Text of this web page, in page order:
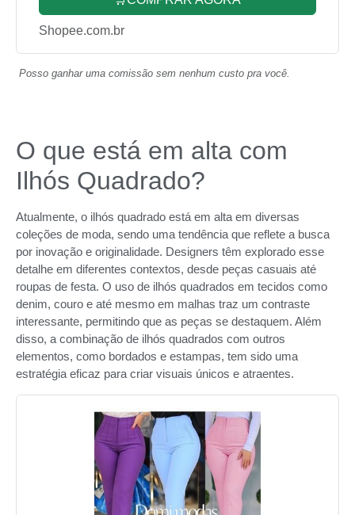
Shopee.com.br
Posso ganhar uma comissão sem nenhum custo pra você.
O que está em alta com
Ilhós Quadrado?
Atualmente, o ilhós quadrado está em alta em diversas
coleções de moda, sendo uma tendência que reflete a busca
por inovação e originalidade. Designers têm explorado esse
detalhe em diferentes contextos, desde peças casuais até
roupas de festa. O uso de ilhós quadrados em tecidos como
denim, couro e até mesmo em malhas traz um contraste
interessante, permitindo que as peças se destaquem. Além
disso, a combinação de ilhós quadrados com outros
elementos, como bordados e estampas, tem sido uma
estratégia eficaz para criar visuais únicos e atraentes.